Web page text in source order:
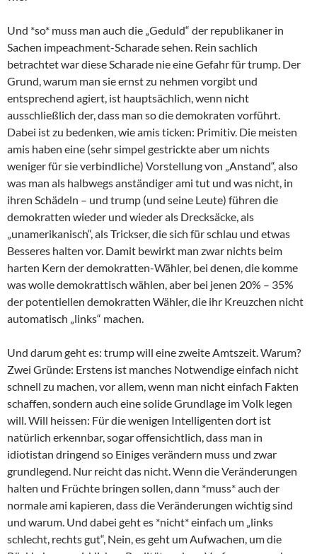
Und *so* muss man auch die „Geduld“ der republikaner in
Sachen impeachment-Scharade sehen. Rein sachlich
betrachtet war diese Scharade nie eine Gefahr für trump. Der
Grund, warum man sie ernst zu nehmen vorgibt und
entsprechend agiert, ist hauptsächlich, wenn nicht
ausschließlich der, dass man so die demokraten vorführt.
Dabei ist zu bedenken, wie amis ticken: Primitiv. Die meisten
amis haben eine (sehr simpel gestrickte aber um nichts
weniger für sie verbindliche) Vorstellung von „Anstand“, also
was man als halbwegs anständiger ami tut und was nicht, in
ihren Schädeln – und trump (und seine Leute) führen die
demokratten wieder und wieder als Drecksäcke, als
„unamerikanisch“, als Trickser, die sich für schlau und etwas
Besseres halten vor. Damit bewirkt man zwar nichts beim
harten Kern der demokratten-Wähler, bei denen, die komme
was wolle demokrattisch wählen, aber bei jenen 20% – 35%
der potentiellen demokratten Wähler, die ihr Kreuzchen nicht
automatisch „links“ machen.
Und darum geht es: trump will eine zweite Amtszeit. Warum?
Zwei Gründe: Erstens ist manches Notwendige einfach nicht
schnell zu machen, vor allem, wenn man nicht einfach Fakten
schaffen, sondern auch eine solide Grundlage im Volk legen
will. Will heissen: Für die wenigen Intelligenten dort ist
natürlich erkennbar, sogar offensichtlich, dass man in
idiotistan dringend so Einiges verändern muss und zwar
grundlegend. Nur reicht das nicht. Wenn die Veränderungen
halten und Früchte bringen sollen, dann *muss* auch der
normale ami kapieren, dass die Veränderungen wichtig sind
und warum. Und dabei geht es *nicht* einfach um „links
schlecht, rechts gut“, Nein, es geht um Aufwachen, um die